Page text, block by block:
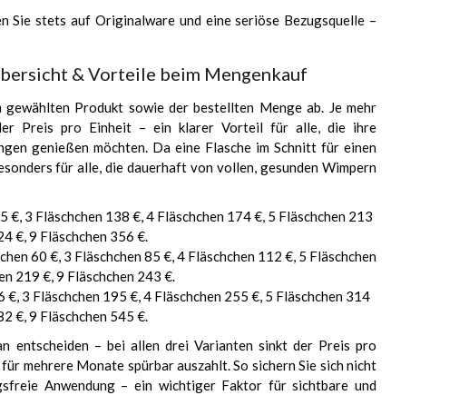
Sie stets auf Originalware und eine seriöse Bezugsquelle –
& Vorteile beim Mengenkauf
Produkt sowie der bestellten Menge ab. Je mehr
Preis pro Einheit – ein klarer Vorteil für alle, die ihre
genießen möchten. Da eine Flasche im Schnitt für einen
für alle, die dauerhaft von vollen, gesunden Wimpern
€, 3 Fläschchen 138 €, 4 Fläschchen 174 €, 5 Fläschchen 213
€, 9 Fläschchen 356 €.
60 €, 3 Fläschchen 85 €, 4 Fläschchen 112 €, 5 Fläschchen
219 €, 9 Fläschchen 243 €.
€, 3 Fläschchen 195 €, 4 Fläschchen 255 €, 5 Fläschchen 314
€, 9 Fläschchen 545 €.
entscheiden – bei allen drei Varianten sinkt der Preis pro
mehrere Monate spürbar auszahlt. So sichern Sie sich nicht
Anwendung – ein wichtiger Faktor für sichtbare und